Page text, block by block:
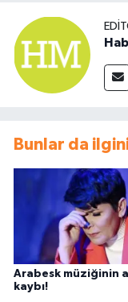
Bunlar da
Arabesk müziğinin
kaybı!